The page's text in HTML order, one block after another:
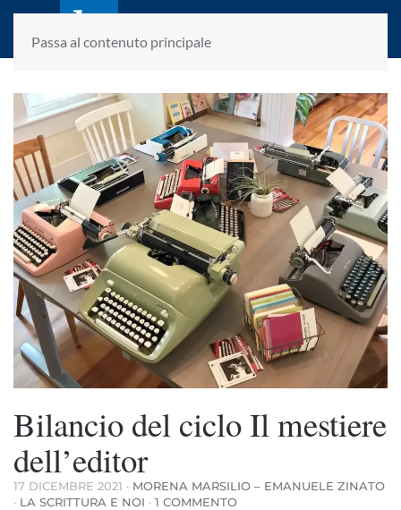
Passa al contenuto principale
laletteraturaenoi.it
fondato da Romano Luperini
Bilancio del ciclo Il mestiere
dell’editor
17 DICEMBRE 2021 · MORENA MARSILIO – EMANUELE ZINATO
· LA SCRITTURA E NOI · 1 COMMENTOSU